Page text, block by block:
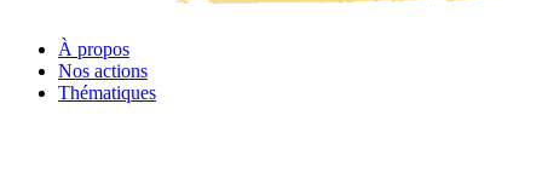
À propos
Nos actions
Thématiques